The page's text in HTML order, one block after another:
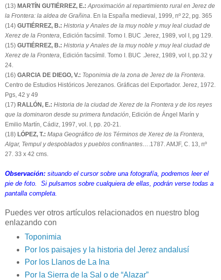
(13) MARTÍN GUTIÉRREZ, E.: Aproximación al repartimiento rural en Jerez de
la Frontera: la aldea de Grañina . En la España medieval, 1999, nº 22, pg. 365
(14) GUTIÉRREZ, B.: Historia y Anales de la muy noble y muy leal ciudad de
Xerez de la Frontera , Edición facsímil. Tomo I. BUC .Jerez, 1989, vol I, pg 129.
(15) GUTIÉRREZ, B.: Historia y Anales de la muy noble y muy leal ciudad de
Xerez de la Frontera , Edición facsímil. Tomo I. BUC .Jerez, 1989, vol I, pp.32 y
24.
(16) GARCIA DE DIEGO, V.: Toponimia de la zona de Jerez de la Frontera
Centro de Estudios Históricos Jerezanos. Gráficas del Exportador. Jerez, 1972.
Pgs, 42 y 49
(17) RALLÓN, E.: Historia de la ciudad de Xerez de la Frontera y de los reyes
que la dominaron desde su primera fundación , Edición de Ángel Marín y
Emilio Martín, Cádiz, 1997, vol. I, pp. 20-21.
(18) LÓPEZ, T.: Mapa Geográfico de los Términos de Xerez de la Frontera,
Algar, Tempul y despoblados y pueblos confinantes… .1787. AMJF, C. 13, nº
27. 33 x 42 cms.
Observación: situando el cursor sobre una fotografía, podremos leer el
pie de foto. Si pulsamos sobre cualquiera de ellas, podrán verse todas a
pantalla completa.
Puedes ver otros artículos relacionados en nuestro blog
enlazando con
Toponimia
Por los paisajes y la historia del Jerez andalusí
Por los Llanos de La Ina
Por la Sierra de la Sal o de “Alazar”